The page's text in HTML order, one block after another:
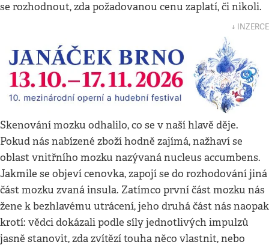
se rozhodnout, zda požadovanou cenu zaplatí, či nikoli.
↓ INZERCE
Skenování mozku odhalilo, co se v naší hlavě děje.
Pokud nás nabízené zboží hodně zajímá, nažhaví se
oblast vnitřního mozku nazývaná nucleus accumbens.
Jakmile se objeví cenovka, zapojí se do rozhodování jiná
část mozku zvaná insula. Zatímco první část mozku nás
žene k bezhlavému utrácení, jeho druhá část nás naopak
krotí: vědci dokázali podle síly jednotlivých impulzů
jasně stanovit, zda zvítězí touha něco vlastnit, nebo